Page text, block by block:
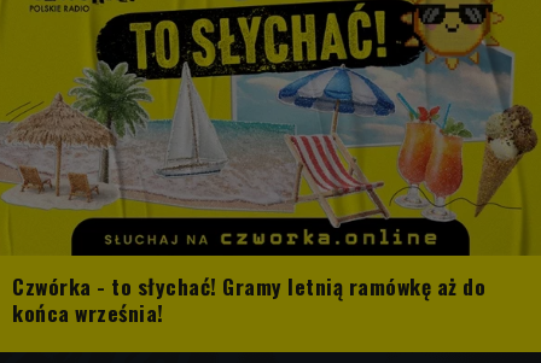
Czwórka - to słychać! Gramy letnią ramówkę aż do
końca września!